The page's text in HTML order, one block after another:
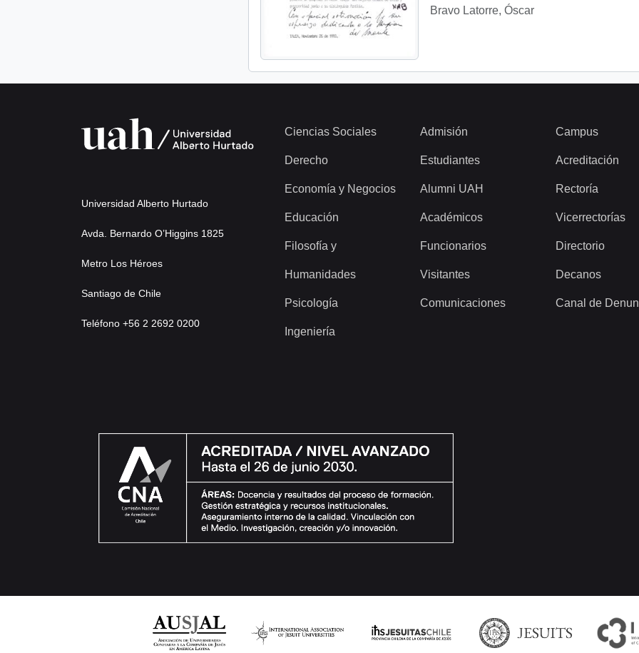
Bravo Latorre, Óscar
Universidad Alberto Hurtado
Avda. Bernardo O’Higgins 1825
Metro Los Héroes
Santiago de Chile
Teléfono +56 2 2692 0200
Ciencias Sociales
Derecho
Economía y Negocios
Educación
Filosofía y
Humanidades
Psicología
Ingeniería
Admisión
Estudiantes
Alumni UAH
Académicos
Funcionarios
Visitantes
Comunicaciones
Campus
Acreditación
Rectoría
Vicerrectorías
Directorio
Decanos
Canal de